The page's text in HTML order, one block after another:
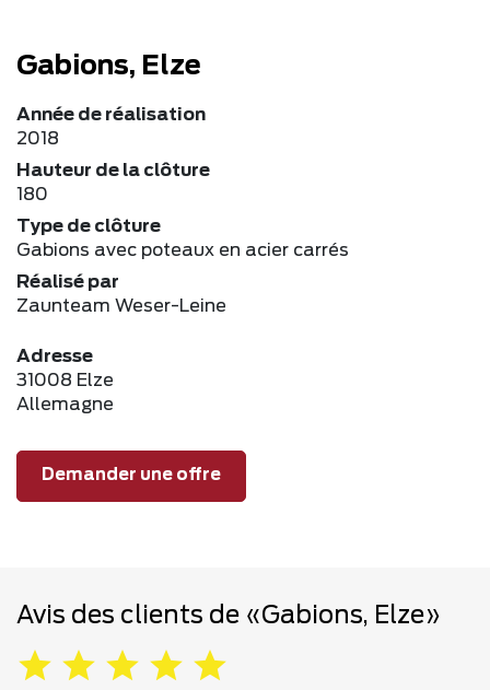
Gabions, Elze
Année de réalisation
2018
Hauteur de la clôture
180
Type de clôture
Gabions avec poteaux en acier carrés
Réalisé par
Zaunteam Weser-Leine
Adresse
31008 Elze
Allemagne
Demander une offre
Avis des clients de «Gabions, Elze»